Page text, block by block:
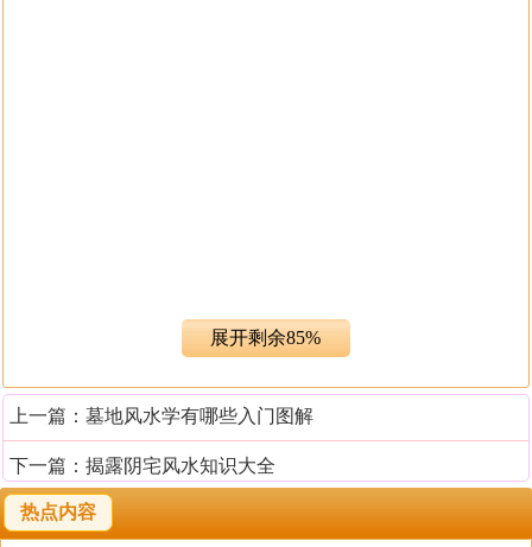
祖坟风水会影响几代人的贫富
人死后，这种遗传信息在尸骨（骨灰）没有零散漂流（或
完全腐化为土并融入土里）之前，这种遗传信息与活着的
亲人照常时时刻刻的沟通着。如果尸骨（骨灰）安置地点
的地理环境构成了吉祥的地气（环境信息能量场）格局，
那么其活着的亲人就会接收到吉祥如意的信息能量，接收
展开剩余85%
上一篇： 墓地风水学有哪些入门图解
下一篇： 揭露阴宅风水知识大全
热点内容